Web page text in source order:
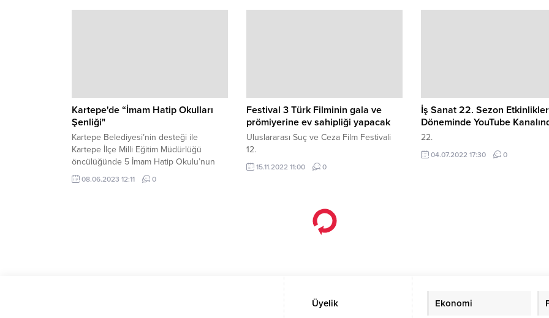
Kartepe'de “İmam Hatip Okulları
Şenliği"
Kartepe Belediyesi’nin desteği ile
Kartepe İlçe Milli Eğitim Müdürlüğü
öncülüğünde 5 İmam Hatip Okulu’nun
katılımıyla düzenlenen “İmam Hatip
Şenliği” geniş katılımla gerçekleştirildi.
08.06.2023 12:11 0
Festival 3 Türk Filminin gala ve
prömiyerine ev sahipliği yapacak
Uluslararası Suç ve Ceza Film Festivali
12.
15.11.2022 11:00 0
İş Sanat 22. Sezon
Döneminde YouTube
22.
04.07.2022 17:30 0
Üyelik Ekonomi